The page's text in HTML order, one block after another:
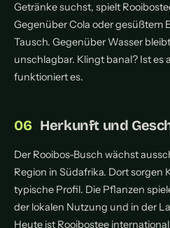
Getränke suchst, spielt
Gegenüber Cola oder gesüßtem
Tausch. Gegenüber Wasser
unschlagbar. Klingt banal? Ist es
funktioniert es.
Herkunft und
Der Rooibos-Busch wächst
Region in Südafrika. Dort sorgen
typische Profil. Die Pflanzen
der lokalen Nutzung und in der
Heute ist Rooibostee